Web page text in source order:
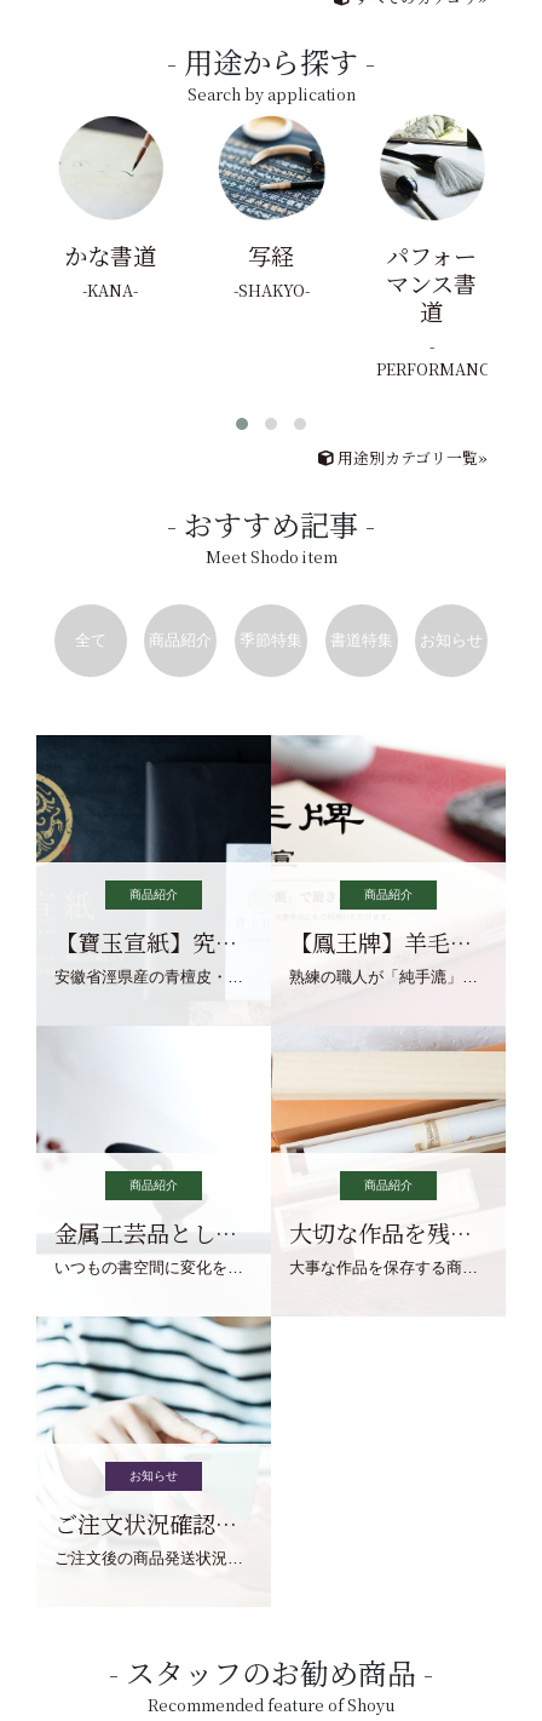
用途から探す
Search by application
かな書道
KANA
写経
SHAKYO
パフォー
マンス書
道
PERFORMANCE
用途別カテゴリ一覧»
おすすめ記事
Meet Shodo item
全て 商品紹介 季節特集 書道特集 お知らせ
商品紹介
【寶玉宣紙】究極の純粋な宣紙を目指す寶玉宣紙
安徽省涇県産の青檀皮・砂田稲藁・清らかな渓流水、熟練手漉き職人の卓越した手漉技術による最高級の純宣紙です。
商品紹介
【鳳王牌】羊毛筆×濃墨での揮毫に最適な宣紙系画仙紙
熟練の職人が「純手漉」で漉きあげる書画紙。宣紙を好まれるお客様向けの棉料単宣に漉きあげました。
商品紹介
金属工芸品としての文鎮
いつもの書空間に変化を与えてくれる、見ているだけで愉しくなる金属工芸品の文鎮をご紹介します。
商品紹介
大切な作品を残す作品保存商品
大事な作品を保存する商品を取りまとめてご紹介ます。
お知らせ
ご注文状況確認について
ご注文後の商品発送状況については、こちらからご確認くださいませ。
スタッフのお勧め商品
Recommended feature of Shoyu